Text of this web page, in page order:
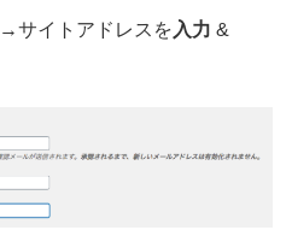
→サイトアドレスを 入力 &